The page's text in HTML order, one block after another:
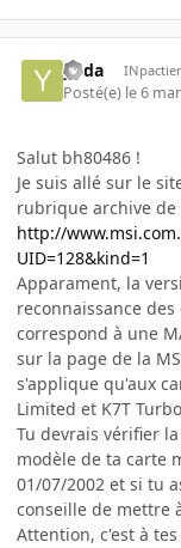
yoda
Posté(e) le 6
Salut bh80486 !
Je suis allé sur le
rubrique archive de
http://
UID=128&kind=1
Apparament, la
reconnaissance
correspond à une
sur la page de la
s'applique qu'aux
Limited et K7T
Tu devrais vérifier
modèle de ta carte
01/07/2002 et si tu
conseille de mettre
Attention, c'est à